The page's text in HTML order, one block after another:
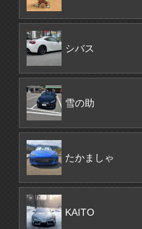
シバス
雪の助
たかましゃ
KAITO